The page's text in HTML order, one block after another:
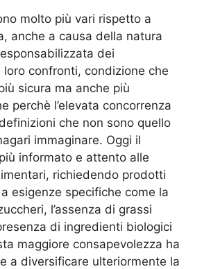
molto più vari rispetto a
anche a causa della natura
dei
loro confronti, condizione che
sicura ma anche più
perchè l’elevata concorrenza
che non sono quello
immaginare. Oggi il
informato e attento alle
richiedendo prodotti
esigenze specifiche come la
l’assenza di grassi
di ingredienti biologici
maggiore consapevolezza ha
a diversificare ulteriormente la